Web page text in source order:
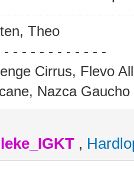
Theo
- - - - - - - - - - - -
Cirrus, Flevo
Nazca
,